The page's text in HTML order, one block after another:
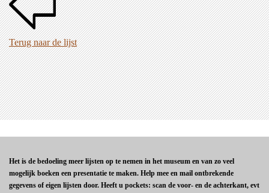
Terug naar de lijst
Het is de bedoeling meer lijsten op te nemen in het museum en van zo veel
mogelijk boeken een presentatie te maken. Help mee en mail ontbrekende
gegevens of eigen lijsten door. Heeft u pockets: scan de voor- en de achterkant, evt